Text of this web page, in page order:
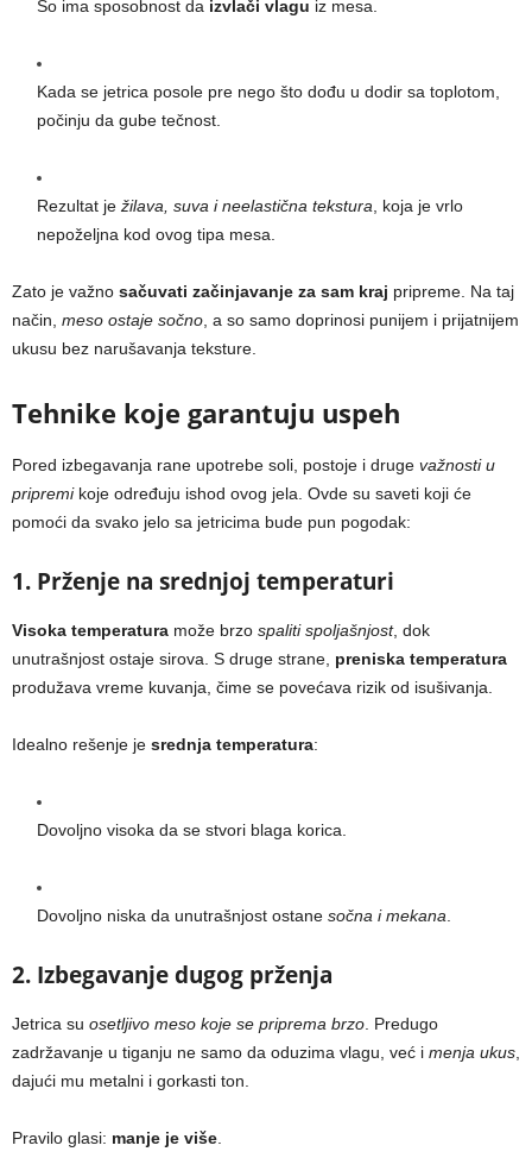
So ima sposobnost da izvlači vlagu iz mesa.
Kada se jetrica posole pre nego što dođu u dodir sa toplotom,
počinju da gube tečnost.
Rezultat je žilava, suva i neelastična tekstura, koja je vrlo
nepoželjna kod ovog tipa mesa.
Zato je važno sačuvati začinjavanje za sam kraj pripreme. Na taj
način, meso ostaje sočno, a so samo doprinosi punijem i prijatnijem
ukusu bez narušavanja teksture.
Tehnike koje garantuju uspeh
Pored izbegavanja rane upotrebe soli, postoje i druge važnosti u
pripremikoje određuju ishod ovog jela. Ovde su saveti koji će
pomoći da svako jelo sa jetricima bude pun pogodak:
1. Prženje na srednjoj temperaturi
Visoka temperatura može brzo spaliti spoljašnjost, dok
unutrašnjost ostaje sirova. S druge strane, preniska temperatura
produžava vreme kuvanja, čime se povećava rizik od isušivanja.
Idealno rešenje je srednja temperatura:
Dovoljno visoka da se stvori blaga korica.
Dovoljno niska da unutrašnjost ostane sočna i mekana.
2. Izbegavanje dugog prženja
Jetrica su osetljivo meso koje se priprema brzo. Predugo
zadržavanje u tiganju ne samo da oduzima vlagu, već i menja ukus,
dajući mu metalni i gorkasti ton.
Pravilo glasi: manje je više.